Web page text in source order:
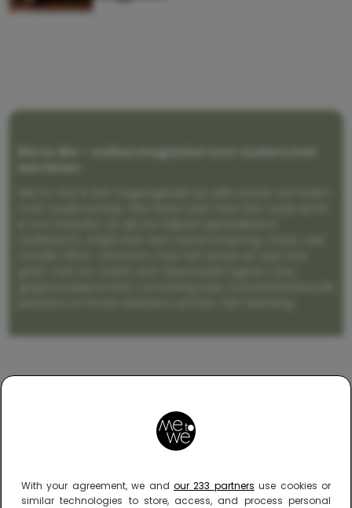
With your agreement, we and our 233 partners use cookies or
similar technologies to store, access, and process personal
Me to We – online magazine voor ouders met